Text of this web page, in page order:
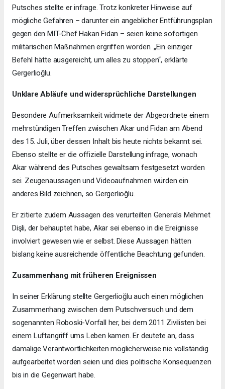
Putsches stellte er infrage. Trotz konkreter Hinweise auf
mögliche Gefahren – darunter ein angeblicher Entführungsplan
gegen den MIT-Chef Hakan Fidan – seien keine sofortigen
militärischen Maßnahmen ergriffen worden. „Ein einziger
Befehl hätte ausgereicht, um alles zu stoppen“, erklärte
Gergerlioğlu.
Unklare Abläufe und widersprüchliche Darstellungen
Besondere Aufmerksamkeit widmete der Abgeordnete einem
mehrstündigen Treffen zwischen Akar und Fidan am Abend
des 15. Juli, über dessen Inhalt bis heute nichts bekannt sei.
Ebenso stellte er die offizielle Darstellung infrage, wonach
Akar während des Putsches gewaltsam festgesetzt worden
sei. Zeugenaussagen und Videoaufnahmen würden ein
anderes Bild zeichnen, so Gergerlioğlu.
Er zitierte zudem Aussagen des verurteilten Generals Mehmet
Dişli, der behauptet habe, Akar sei ebenso in die Ereignisse
involviert gewesen wie er selbst. Diese Aussagen hätten
bislang keine ausreichende öffentliche Beachtung gefunden.
Zusammenhang mit früheren Ereignissen
In seiner Erklärung stellte Gergerlioğlu auch einen möglichen
Zusammenhang zwischen dem Putschversuch und dem
sogenannten Roboski-Vorfall her, bei dem 2011 Zivilisten bei
einem Luftangriff ums Leben kamen. Er deutete an, dass
damalige Verantwortlichkeiten möglicherweise nie vollständig
aufgearbeitet worden seien und dies politische Konsequenzen
bis in die Gegenwart habe.